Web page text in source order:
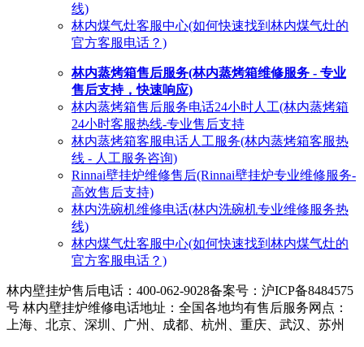
线)
林内煤气灶客服中心(如何快速找到林内煤气灶的
官方客服电话？)
林内蒸烤箱售后服务(林内蒸烤箱维修服务 - 专业
售后支持，快速响应)
林内蒸烤箱售后服务电话24小时人工(林内蒸烤箱
24小时客服热线-专业售后支持
林内蒸烤箱客服电话人工服务(林内蒸烤箱客服热
线 - 人工服务咨询)
Rinnai壁挂炉维修售后(Rinnai壁挂炉专业维修服务-
高效售后支持)
林内洗碗机维修电话(林内洗碗机专业维修服务热
线)
林内煤气灶客服中心(如何快速找到林内煤气灶的
官方客服电话？)
林内壁挂炉售后电话：400-062-9028备案号：沪ICP备8484575
号 林内壁挂炉维修电话地址：全国各地均有售后服务网点：
上海、北京、深圳、广州、成都、杭州、重庆、武汉、苏州